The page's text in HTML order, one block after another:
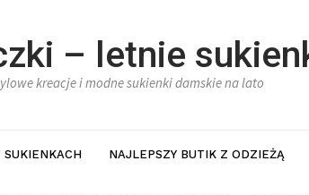
– letnie
kreacje i modne sukienki damskie na lato
SUKIENKACH NAJLEPSZY BUTIK Z ODZIEŻĄ